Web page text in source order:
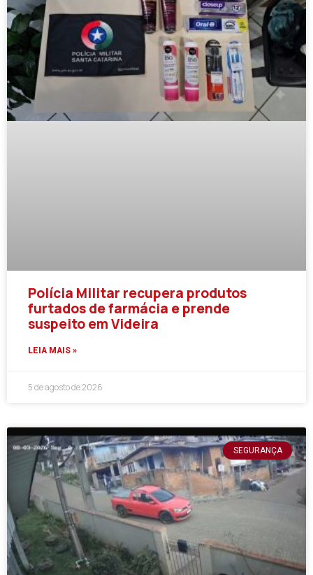
Polícia Militar recupera produtos
furtados de farmácia e prende
suspeito em Videira
LEIA MAIS »
5 de agosto de 2026
SEGURANÇA